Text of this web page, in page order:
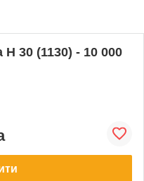
30 (1130) - 10 000